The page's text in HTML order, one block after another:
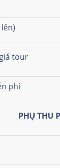
tour
phí
PHỤ THU